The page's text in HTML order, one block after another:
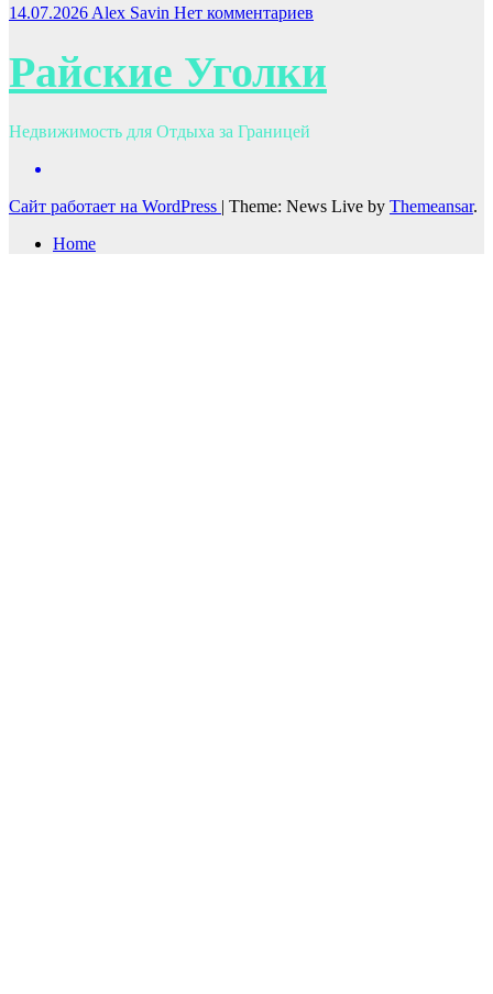
14.07.2026 Alex Savin Нет комментариев
Райские Уголки
Недвижимость для Отдыха за Границей
Сайт работает на WordPress | Theme: News Live by Themeansar.
Home